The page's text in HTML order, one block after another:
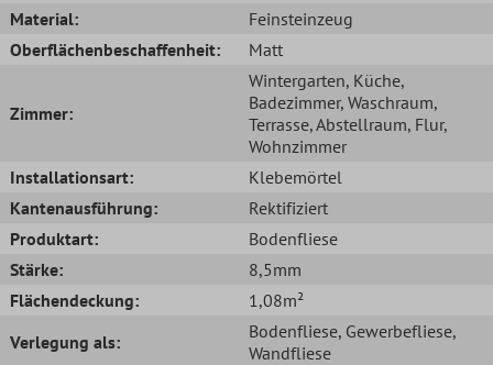
Material:
Feinsteinzeug
Oberflächenbeschaffenheit:
Matt
Zimmer:
Wintergarten, Küche,
Badezimmer, Waschraum,
Terrasse, Abstellraum, Flur,
Wohnzimmer
Installationsart:
Klebemörtel
Kantenausführung:
Rektifiziert
Produktart:
Bodenfliese
Stärke:
8,5mm
Flächendeckung:
1,08m²
Verlegung als:
Bodenfliese, Gewerbefliese,
Wandfliese